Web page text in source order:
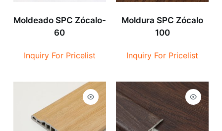
Moldeado SPC Zócalo-
60
Inquiry For Pricelist
Moldura SPC Zócalo
100
Inquiry For Pricelist